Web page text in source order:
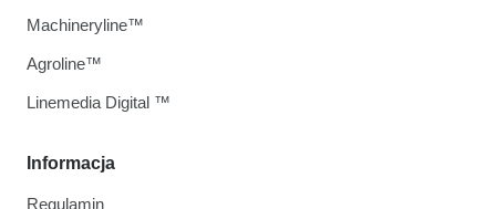
Informacja
Regulamin
Machineryline™
Agroline™
Linemedia Digital ™